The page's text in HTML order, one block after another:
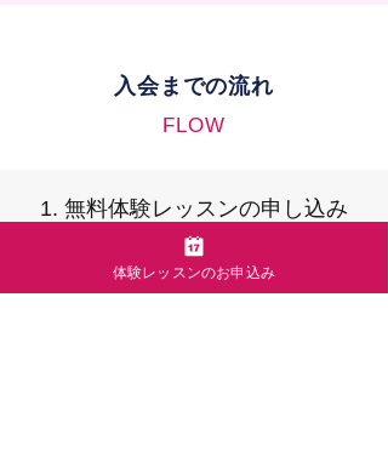
入会までの流れ
FLOW
1. 無料体験レッスンの申し込み
お申込みはこちらから
体験レッスンのお申込み